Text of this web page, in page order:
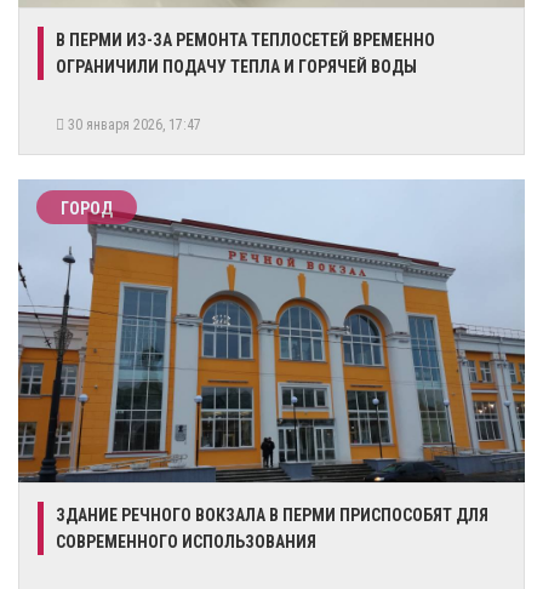
В ПЕРМИ ИЗ-ЗА РЕМОНТА ТЕПЛОСЕТЕЙ ВРЕМЕННО
ОГРАНИЧИЛИ ПОДАЧУ ТЕПЛА И ГОРЯЧЕЙ ВОДЫ
30 января 2026, 17:47
ГОРОД
​ЗДАНИЕ РЕЧНОГО ВОКЗАЛА В ПЕРМИ ПРИСПОСОБЯТ ДЛЯ
СОВРЕМЕННОГО ИСПОЛЬЗОВАНИЯ